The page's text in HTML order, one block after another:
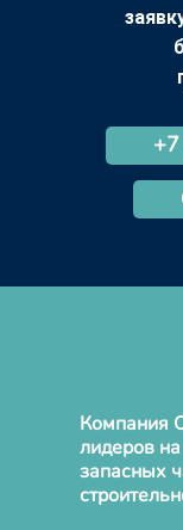
Компания
лидеров
запасных